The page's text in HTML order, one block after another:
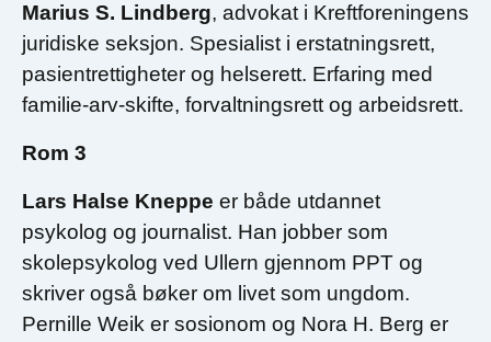
Marius S. Lindberg, advokat i Kreftforeningens
juridiske seksjon. Spesialist i erstatningsrett,
pasientrettigheter og helserett. Erfaring med
familie-arv-skifte, forvaltningsrett og arbeidsrett.
Rom 3
Lars Halse Kneppe er både utdannet
psykolog og journalist. Han jobber som
skolepsykolog ved Ullern gjennom PPT og
skriver også bøker om livet som ungdom.
Pernille Weik er sosionom og Nora H. Berg er